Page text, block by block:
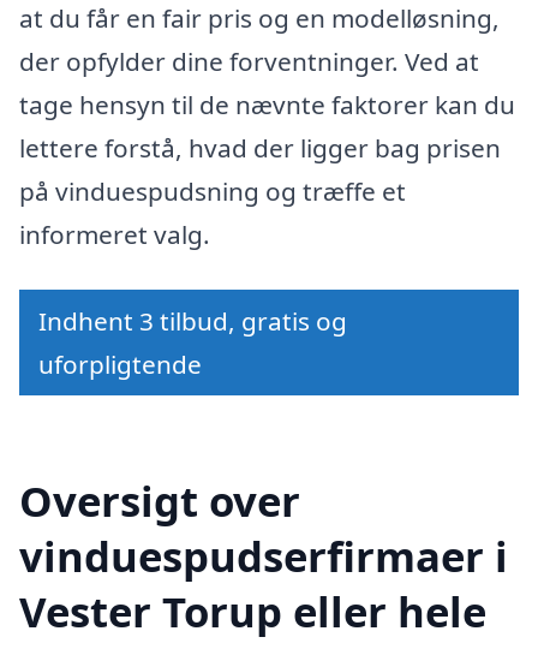
at du får en fair pris og en modelløsning,
der opfylder dine forventninger. Ved at
tage hensyn til de nævnte faktorer kan du
lettere forstå, hvad der ligger bag prisen
på vinduespudsning og træffe et
informeret valg.
Indhent 3 tilbud, gratis og
uforpligtende
Oversigt over
vinduespudserfirmaer i
Vester Torup eller hele